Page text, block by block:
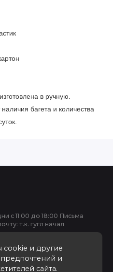
в ручную.
багета и количества
cookie и другие
и
сайта.
с 11:00 до 18:00 Письма
т.к. гугл начал